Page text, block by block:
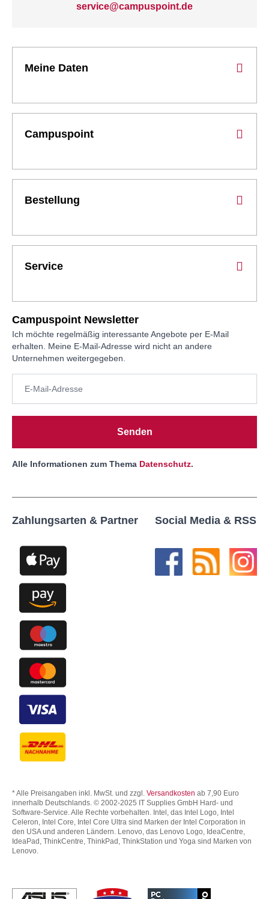
service@campuspoint.de
Meine Daten
Campuspoint
Bestellung
Service
Campuspoint Newsletter
Ich möchte regelmäßig interessante Angebote per E-Mail
erhalten. Meine E-Mail-Adresse wird nicht an andere
Unternehmen weitergegeben.
Senden
Alle Informationen zum Thema Datenschutz.
Zahlungsarten & Partner Social Media & RSS
* Alle Preisangaben inkl. MwSt. und zzgl. Versandkosten ab 7,90 Euro
innerhalb Deutschlands. © 2002-2025 IT Supplies GmbH Hard- und
Software-Service. Alle Rechte vorbehalten. Intel, das Intel Logo, Intel
Celeron, Intel Core, Intel Core Ultra sind Marken der Intel Corporation in
den USA und anderen Ländern. Lenovo, das Lenovo Logo, IdeaCentre,
IdeaPad, ThinkCentre, ThinkPad, ThinkStation und Yoga sind Marken von
Lenovo.